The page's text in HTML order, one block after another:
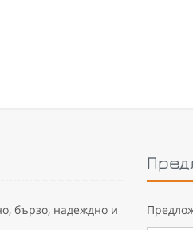
бързо, надеждно и